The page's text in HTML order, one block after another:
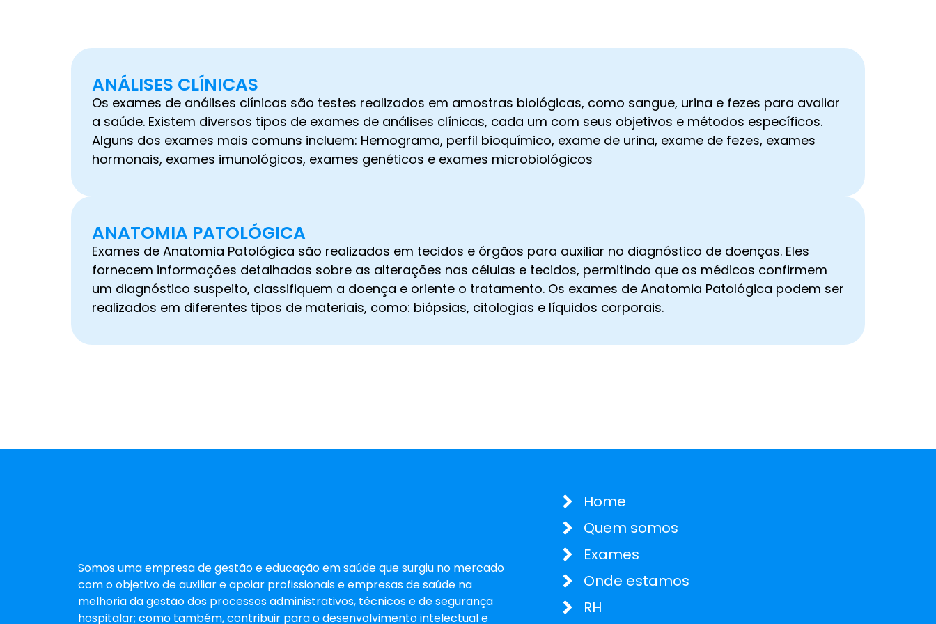
ANÁLISES CLÍNICAS
Os exames de análises clínicas são testes realizados em amostras biológicas, como sangue, urina e fezes para avaliar
a saúde. Existem diversos tipos de exames de análises clínicas, cada um com seus objetivos e métodos específicos.
Alguns dos exames mais comuns incluem: Hemograma, perfil bioquímico, exame de urina, exame de fezes, exames
hormonais, exames imunológicos, exames genéticos e exames microbiológicos
ANATOMIA PATOLÓGICA
Exames de Anatomia Patológica são realizados em tecidos e órgãos para auxiliar no diagnóstico de doenças. Eles
fornecem informações detalhadas sobre as alterações nas células e tecidos, permitindo que os médicos confirmem
um diagnóstico suspeito, classifiquem a doença e oriente o tratamento. Os exames de Anatomia Patológica podem ser
realizados em diferentes tipos de materiais, como: biópsias, citologias e líquidos corporais.
Somos uma empresa de gestão e educação em saúde que surgiu no mercado
com o objetivo de auxiliar e apoiar profissionais e empresas de saúde na
melhoria da gestão dos processos administrativos, técnicos e de segurança
hospitalar; como também, contribuir para o desenvolvimento intelectual e
Home
Quem somos
Exames
Onde estamos
RH